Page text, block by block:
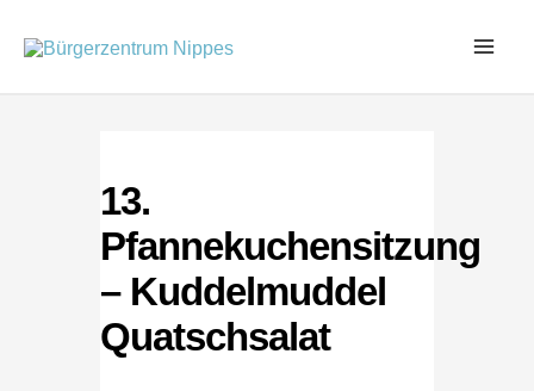
Inhalt
13.
Pfannekuchensitzung
– Kuddelmuddel
Quatschsalat